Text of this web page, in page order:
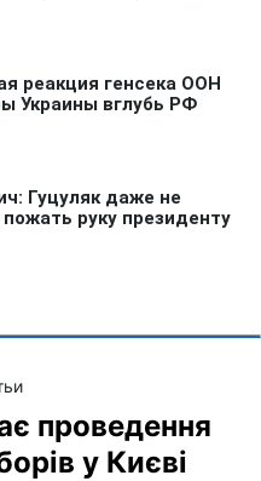
проведення
у Києві